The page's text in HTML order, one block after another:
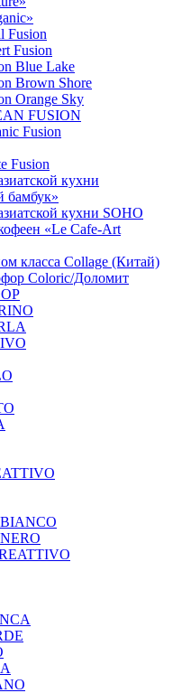
Fusion
Fusion
Blue Lake
Brown Shore
Orange Sky
FUSION
Fusion
Fusion
кухни
бамбук»
кухни SOHO
«Le Cafe-Art
класса Collage (Китай)
Coloric/Доломит